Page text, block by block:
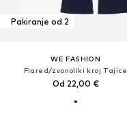
Pakiranje od 2
WE FASHION
Flared/zvonoliki kroj Tajice
Od 22,00 €